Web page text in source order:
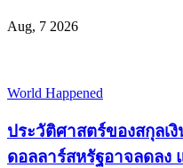
Aug, 7 2026
World Happened
ประวัติศาสตร์ของสกุลเ
ดอลลาร์สหรัฐอาจลดลง